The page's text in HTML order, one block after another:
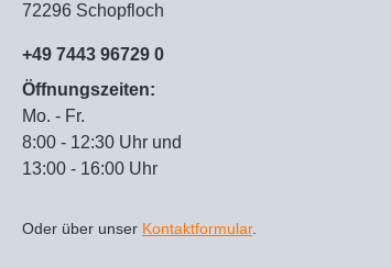
72296 Schopfloch
+49 7443 96729 0
Öffnungszeiten:
Mo. - Fr.
8:00 - 12:30 Uhr und
13:00 - 16:00 Uhr
Oder über unser Kontaktformular.